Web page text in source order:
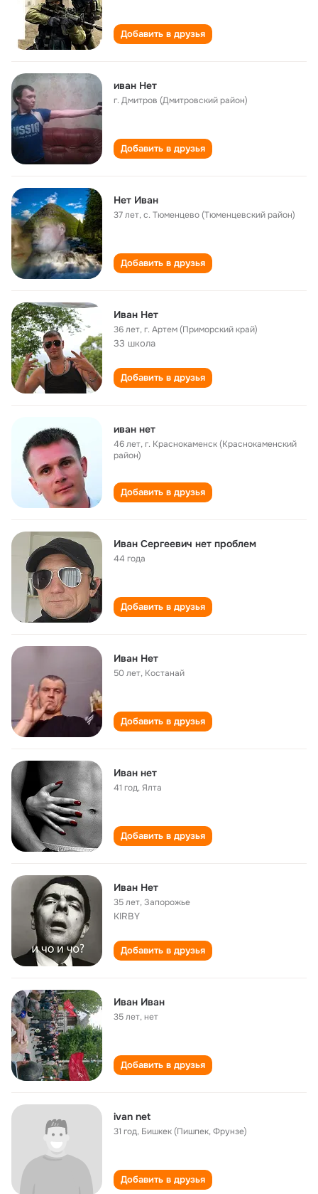
Добавить в друзья
иван Нет
г. Дмитров (Дмитровский район)
Добавить в друзья
Нет Иван
37 лет,с. Тюменцево (Тюменцевский район)
Добавить в друзья
Иван Нет
36 лет,г. Артем (Приморский край)
33 школа
Добавить в друзья
иван нет
46 лет,г. Краснокаменск (Краснокаменский
район)
Добавить в друзья
Иван Сергеевич нет проблем
44 года
Добавить в друзья
Иван Нет
50 лет, Костанай
Добавить в друзья
Иван нет
41 год,Ялта
Добавить в друзья
Иван Нет
35 лет,Запорожье
KIRBY
Добавить в друзья
Иван Иван
35 лет,нет
Добавить в друзья
ivan net
31 год, Бишкек (Пишпек, Фрунзе)
Добавить в друзья